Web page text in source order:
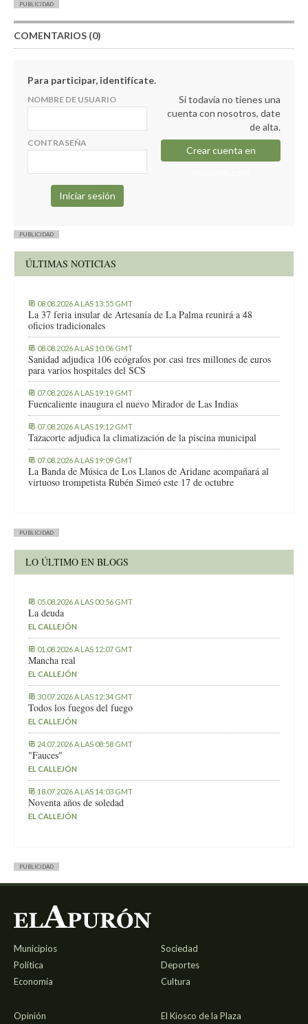
PUBLICIDAD
COMENTARIOS (0)
Para participar, identifícate.
NOMBRE DE USUARIO
CONTRASEÑA
Si todavía no tienes una
cuenta con nosotros, date
de alta.
Crear cuenta en
PUBLICIDAD
ÚLTIMAS NOTICIAS
08.08.2026 A LAS 13:55 GMT
La 37 feria insular de Artesanía de La Palma reunirá a 48
oficios tradicionales
08.08.2026 A LAS 10:06 GMT
Sanidad adjudica 106 ecógrafos por casi tres millones de euros
para varios hospitales del SCS
07.08.2026 A LAS 19:19 GMT
Fuencaliente inaugura el nuevo Mirador de Las Indias
07.08.2026 A LAS 19:12 GMT
Tazacorte adjudica la climatización de la piscina municipal
07.08.2026 A LAS 19:09 GMT
La Banda de Música de Los Llanos de Aridane acompañará al
virtuoso trompetista Rubén Simeó este 17 de octubre
PUBLICIDAD
LO ÚLTIMO EN BLOGS
05.08.2026 A LAS 00:56 GMT
La deuda
EL CALLEJÓN
01.08.2026 A LAS 12:07 GMT
Mancha real
EL CALLEJÓN
30.07.2026 A LAS 12:34 GMT
Todos los fuegos del fuego
EL CALLEJÓN
24.07.2026 A LAS 08:58 GMT
"Fauces"
EL CALLEJÓN
18.07.2026 A LAS 14:03 GMT
Noventa años de soledad
EL CALLEJÓN
PUBLICIDAD
Municipios
Política
Economía
Sociedad
Deportes
Cultura
Opinión El Kiosco de la Plaza